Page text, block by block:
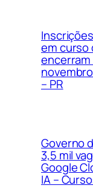
em curso
encerram
– PR
Governo
3,5 mil
Google
IA –